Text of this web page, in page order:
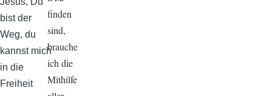
bist der
Weg, du
kannst mich
in die
Freiheit
finden
sind,
brauche
ich die
Mithilfe